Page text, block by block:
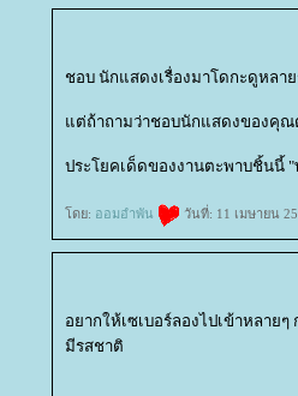
ชอบ นักแสดงเรื่องมาโดกะดูหลา
ต่ถ้าถามว่าชอบนักแสดงของคุณ
ประโยคเด็ดของงานตะพาบชิ้นนี้
ดย: ออมอำพัน วันที่: 11 เมษายน
อยากให้เซเบอร์ลองไปเข้าหลาย
มีรสชาติ